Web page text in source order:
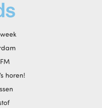
horen!